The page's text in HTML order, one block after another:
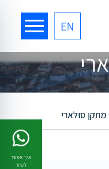
EN
איך אפשר
לעזור
מתקן סולארי